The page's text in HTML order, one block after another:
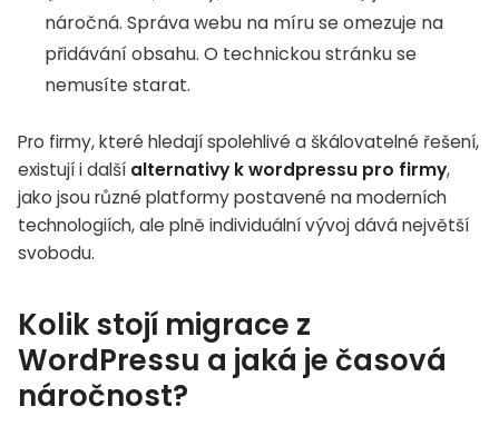
náročná. Správa webu na míru se omezuje na
přidávání obsahu. O technickou stránku se
nemusíte starat.
Pro firmy, které hledají spolehlivé a škálovatelné řešení,
existují i další alternativy k wordpressu pro firmy,
jako jsou různé platformy postavené na moderních
technologiích, ale plně individuální vývoj dává největší
svobodu.
Kolik stojí migrace z
WordPressu a jaká je časová
náročnost?